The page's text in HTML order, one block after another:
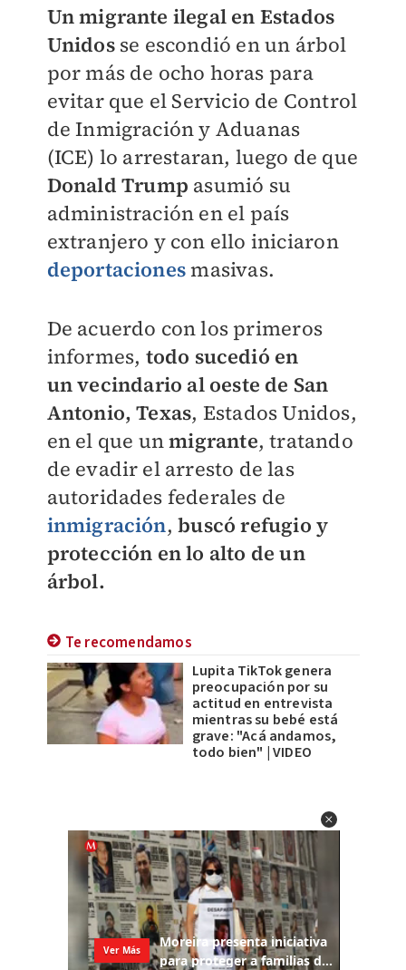
Un migrante ilegal en Estados
Unidosse escondió en un árbol
por más de ocho horas para
evitar que el Servicio de Control
de Inmigración y Aduanas
(ICE) lo arrestaran, luego de que
Donald Trump asumió su
administración en el país
extranjero y con ello iniciaron
deportacionesmasivas.
De acuerdo con los primeros
informes, todo sucedió en
unvecindario al oeste de San
Antonio, Texas, Estados Unidos,
en el que unmigrante, tratando
de evadir el arresto de las
autoridades federales de
inmigración,buscó refugio y
protección en lo alto de un
árbol.
Te recomendamos
Lupita TikTok genera
preocupación por su
actitud en entrevista
mientras su bebé está
grave: "Acá andamos,
todo bien" | VIDEO